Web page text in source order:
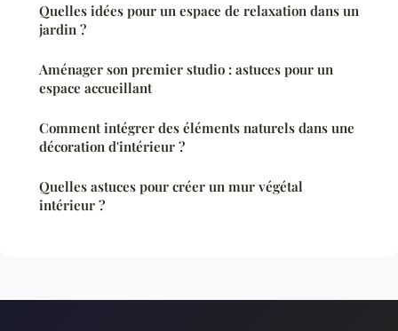
Quelles idées pour un espace de relaxation dans un
jardin ?
Aménager son premier studio : astuces pour un
espace accueillant
Comment intégrer des éléments naturels dans une
décoration d'intérieur ?
Quelles astuces pour créer un mur végétal
intérieur ?